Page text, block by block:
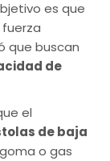
es que
que buscan
de
el
de baja
o gas